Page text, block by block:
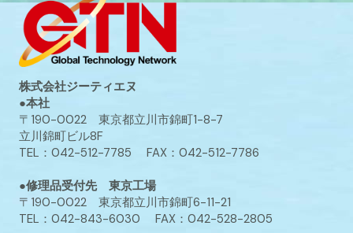
株式会社ジーティエヌ
●本社
〒190-0022 東京都立川市錦町1-8-7
立川錦町ビル8F
TEL：042-512-7785 FAX：042-512-7786
●修理品受付先 東京工場
〒190-0022 東京都立川市錦町6-11-21
TEL：042-843-6030 FAX：042-528-2805